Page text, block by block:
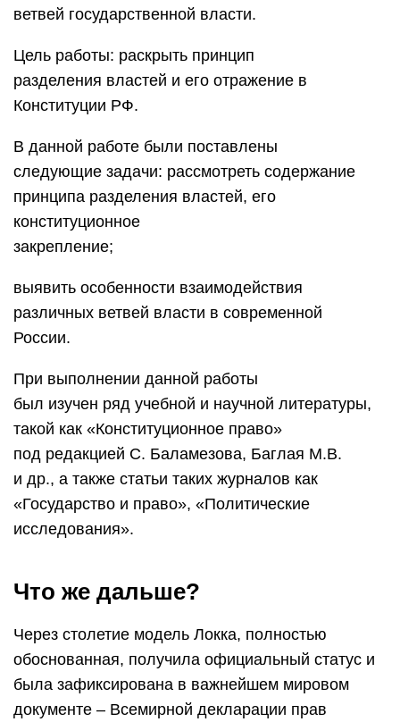
ветвей государственной власти.
Цель работы: раскрыть принцип
разделения властей и его отражение в
Конституции РФ.
В данной работе были поставлены
следующие задачи: рассмотреть содержание
принципа разделения властей, его
конституционное
закрепление;
выявить особенности взаимодействия
различных ветвей власти в современной
России.
При выполнении данной работы
был изучен ряд учебной и научной литературы,
такой как «Конституционное право»
под редакцией С. Баламезова, Баглая М.В.
и др., а также статьи таких журналов как
«Государство и право», «Политические
исследования».
Что же дальше?
Через столетие модель Локка, полностью
обоснованная, получила официальный статус и
была зафиксирована в важнейшем мировом
документе – Всемирной декларации прав